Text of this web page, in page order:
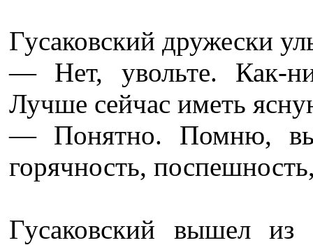
Гусаковский дружески
— Нет, увольте. Как-
Лучше сейчас иметь
— Понятно. Помню, вы
горячность,
Гусаковский вышел